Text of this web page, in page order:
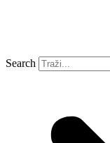
Search